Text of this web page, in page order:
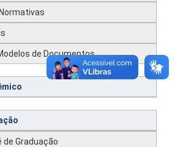
de Documentos
de Graduação